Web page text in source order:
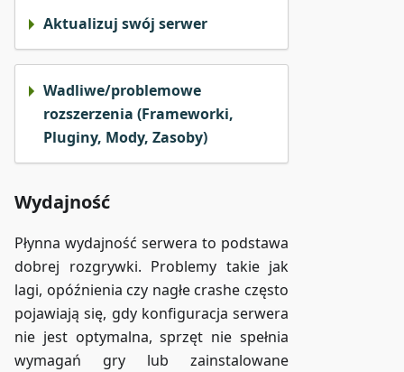
Aktualizuj swój serwer
Wadliwe/problemowe
rozszerzenia (Frameworki,
Pluginy, Mody, Zasoby)
Wydajność
Płynna wydajność serwera to podstawa
dobrej rozgrywki. Problemy takie jak
lagi, opóźnienia czy nagłe crashe często
pojawiają się, gdy konfiguracja serwera
nie jest optymalna, sprzęt nie spełnia
wymagań gry lub zainstalowane